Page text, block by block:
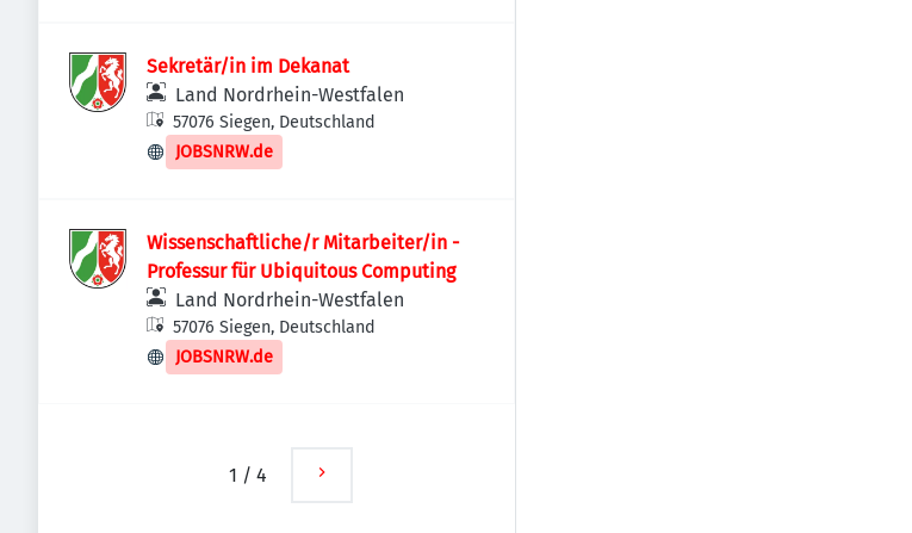
Sekretär/in im Dekanat
Land Nordrhein-Westfalen
57076 Siegen, Deutschland
JOBSNRW.de
Wissenschaftliche/r Mitarbeiter/in -
Professur für Ubiquitous Computing
Land Nordrhein-Westfalen
57076 Siegen, Deutschland
JOBSNRW.de
1 / 4